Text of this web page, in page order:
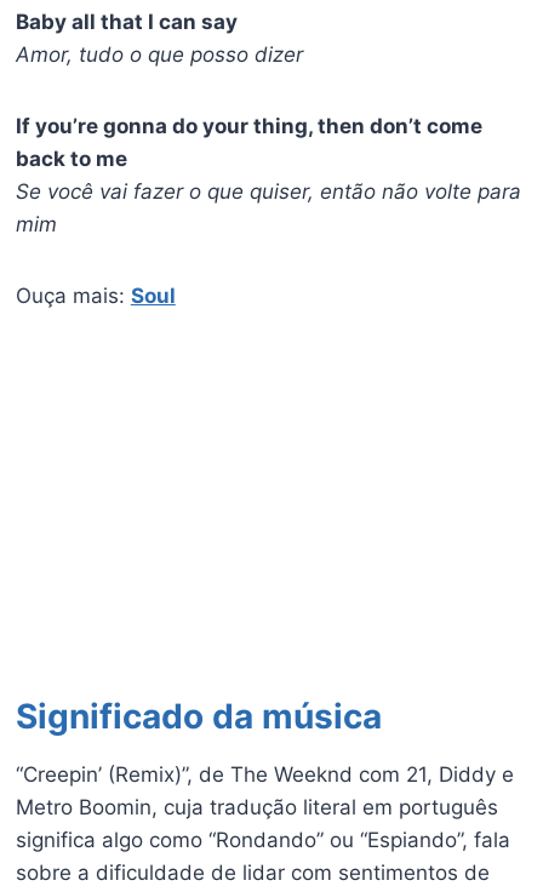
Baby all that I can say
Amor, tudo o que posso dizer
If you’re gonna do your thing, then don’t come
back to me
Se você vai fazer o que quiser, então não volte para
mim
Ouça mais: Soul
Significado da música
“Creepin’ (Remix)”, de The Weeknd com 21, Diddy e
Metro Boomin, cuja tradução literal em português
significa algo como “Rondando” ou “Espiando”, fala
sobre a dificuldade de lidar com sentimentos de